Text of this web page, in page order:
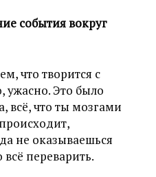
события вокруг
что творится с
ужасно. Это было
всё, что ты мозгами
не оказываешься
всё переварить.